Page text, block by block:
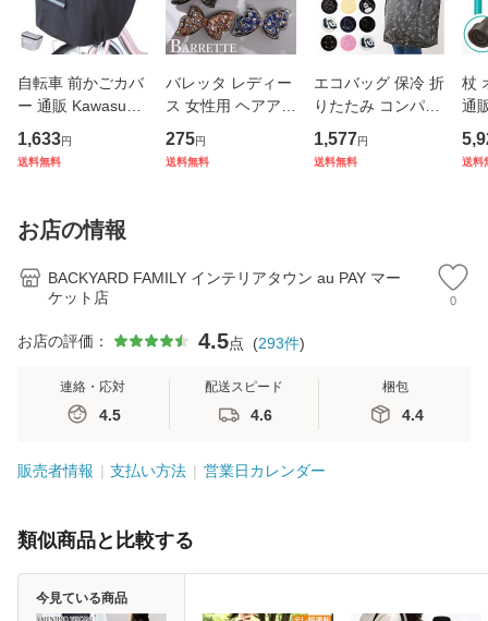
自転車 前かごカバ
ー 通販 Kawasumi
カワスミ 前カゴカ
バー バスケット カ
カバー 前 Keia＋
かわ
1,633円
送料無料
バレッタ レディー
ス 女性用 ヘアアク
セサリー リボン ラ
インストーン キラ
275円
送料無料
エコバッグ 保冷 折
りたたみ コンパク
ト 通販 エコバック
アニマル柄 エコ バ
1,577円
送料無料
杖
通
杖
本
送料
お店の情報
BACKYARD FAMILY インテリアタウン au PAY マー
ケット店
0
お店の評価： 4.5点 (293件)
連絡・応対
4.5
配送スピード
4.6
梱包
4.4
販売者情報 支払い方法 営業日カレンダー
類似商品と比較する
今見ている商品